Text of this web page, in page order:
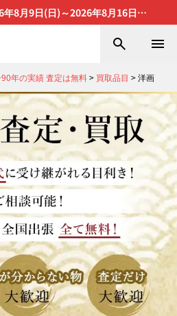
8月9日(日)～2026年8月16日
年の実績 査定は無料> 買取品目 >洋画